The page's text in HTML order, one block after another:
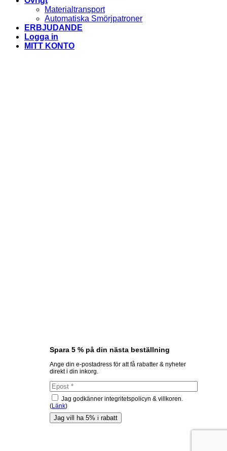
Materialtransport
Automatiska Smörjpatroner
ERBJUDANDE
Logga in
MITT KONTO
Spara 5 % på din nästa beställning
Ange din e-postadress för att få rabatter & nyheter
direkt i din inkorg.
Jag godkänner integritetspolicyn & villkoren.
(Länk)